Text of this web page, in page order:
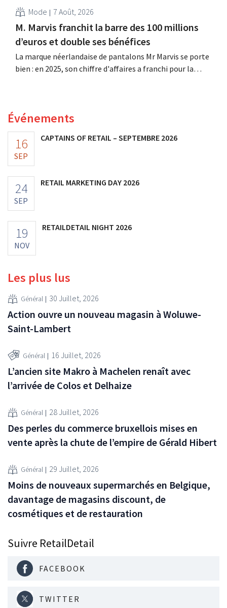
Mode 7 Août, 2026
M. Marvis franchit la barre des 100 millions
d’euros et double ses bénéfices
La marque néerlandaise de pantalons Mr Marvis se porte
bien : en 2025, son chiffre d'affaires a franchi pour la
Événements
16
SEP
CAPTAINS OF RETAIL – SEPTEMBRE 2026
24
SEP
RETAIL MARKETING DAY 2026
19
NOV
RETAILDETAIL NIGHT 2026
Les plus lus
Général 30 Juillet, 2026
Action ouvre un nouveau magasin à Woluwe-
Saint-Lambert
Général 16 Juillet, 2026
L’ancien site Makro à Machelen renaît avec
l’arrivée de Colos et Delhaize
Général 28 Juillet, 2026
Des perles du commerce bruxellois mises en
vente après la chute de l’empire de Gérald Hibert
Général 29 Juillet, 2026
Moins de nouveaux supermarchés en Belgique,
davantage de magasins discount, de
cosmétiques et de restauration
Suivre RetailDetail
FACEBOOK
TWITTER